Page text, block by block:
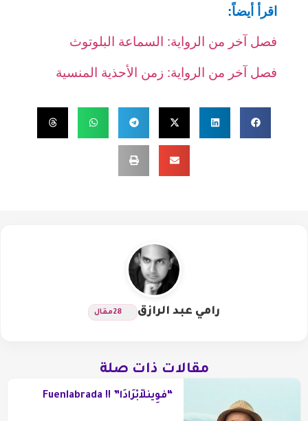
اقرأ أيضاً:
فصل آخر من الرواية: السماعة البلوتوث
فصل آخر من الرواية: زمن الأحذية المنسية
رامي عبد الرازق 28مقال
مقالات ذات صلة
“فْوِينْلاَّبْرَادَا” !! Fuenlabrada